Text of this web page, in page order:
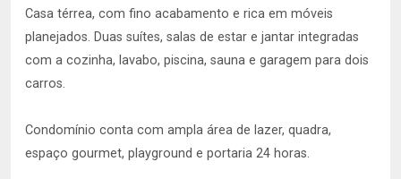
Casa térrea, com fino acabamento e rica em móveis
planejados. Duas suítes, salas de estar e jantar integradas
com a cozinha, lavabo, piscina, sauna e garagem para dois
carros.
Condomínio conta com ampla área de lazer, quadra,
espaço gourmet, playground e portaria 24 horas.